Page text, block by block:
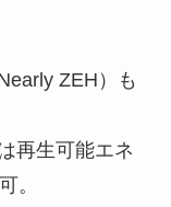
ZEH）も
再生可能エネ
。